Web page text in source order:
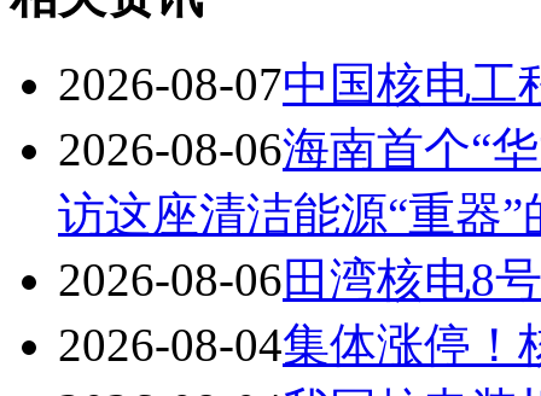
2026-08-07中国核电工
2026-08-06海南首个“
访这座清洁能源“重器
2026-08-06田湾核电8
2026-08-04集体涨停！